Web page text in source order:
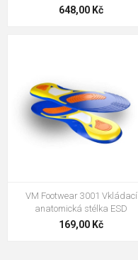
648,00 Kč
VM Footwear 3001 Vkládací
anatomická stélka ESD
169,00 Kč